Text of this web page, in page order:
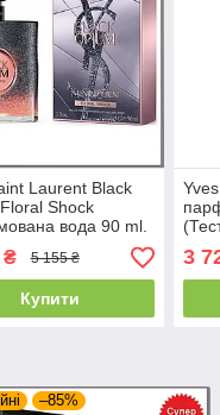
Laurent Black
Shock
вода 90 ml.
Лоран Блек
Шок)
5 155 ₴
Купити
3
–85%